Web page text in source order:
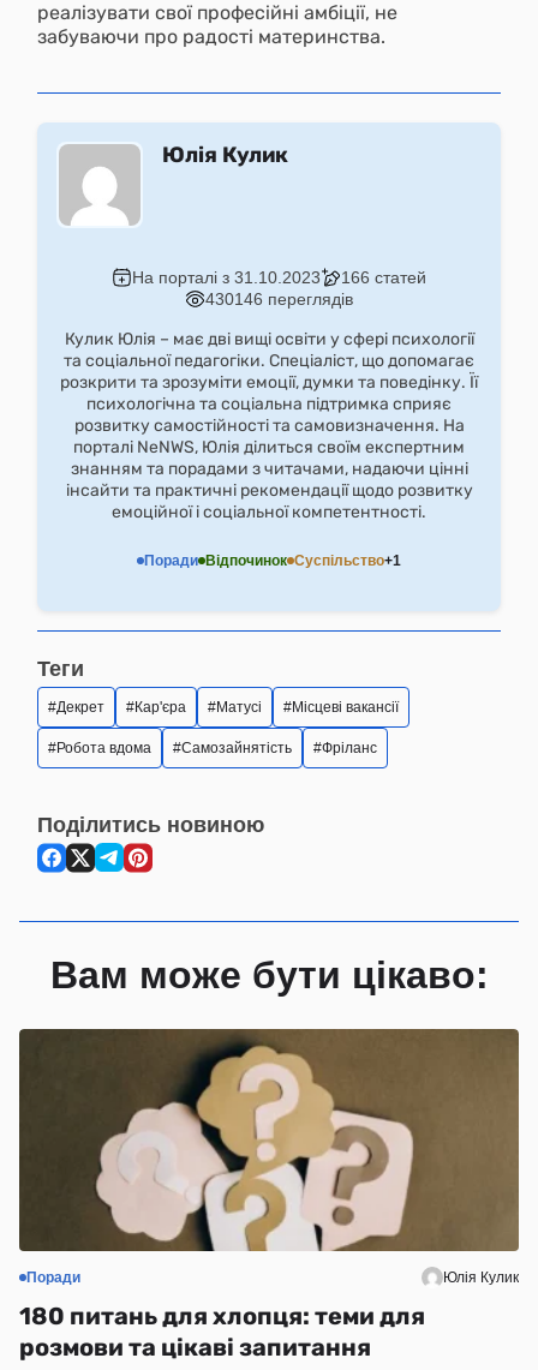
реалізувати свої професійні амбіції, не
забуваючи про радості материнства.
Юлія Кулик
На порталі з 31.10.2023
166 статей
430146 переглядів
Кулик Юлія – має дві вищі освіти у сфері психології
та соціальної педагогіки. Спеціаліст, що допомагає
розкрити та зрозуміти емоції, думки та поведінку. Її
психологічна та соціальна підтримка сприяє
розвитку самостійності та самовизначення. На
порталі NeNWS, Юлія ділиться своїм експертним
знанням та порадами з читачами, надаючи цінні
інсайти та практичні рекомендації щодо розвитку
емоційної і соціальної компетентності.
Поради Відпочинок Суспільство+1
Теги
Декрет Кар'єра Матусі Місцеві вакансії
Робота вдома Самозайнятість Фріланс
Поділитись новиною
Вам може бути цікаво:
Поради Юлія Кулик
180 питань для хлопця: теми для
розмови та цікаві запитання